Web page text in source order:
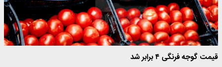
قیمت گوجه فرنگی ۴ برابر شد